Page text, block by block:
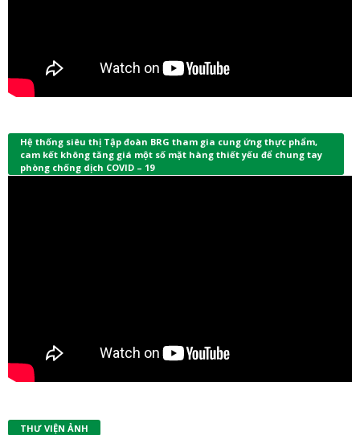
Hệ thống siêu thị Tập đoàn BRG tham gia cung ứng thực phẩm,
cam kết không tăng giá một số mặt hàng thiết yếu để chung tay
phòng chống dịch COVID – 19
THƯ VIỆN ẢNH